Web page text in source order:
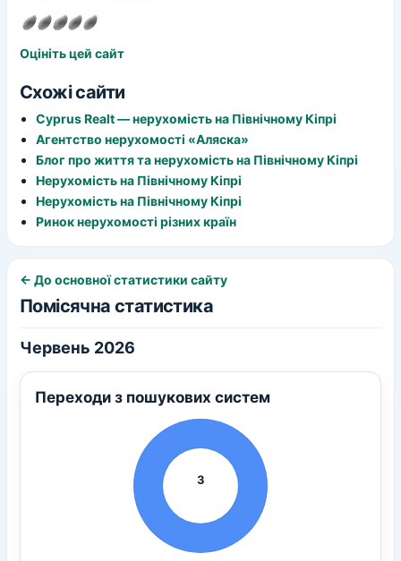
Оцініть цей сайт
Схожі сайти
Cyprus Realt — нерухомість на Північному Кіпрі
Агентство нерухомості «Аляска»
Блог про життя та нерухомість на Північному Кіпрі
Нерухомість на Північному Кіпрі
Нерухомість на Північному Кіпрі
Ринок нерухомості різних країн
← До основної статистики сайту
Помісячна статистика
Червень 2026
Переходи з пошукових систем
3